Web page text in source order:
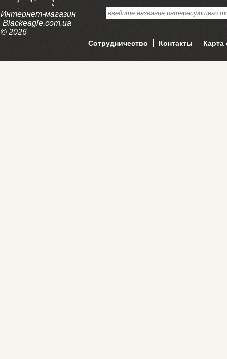
Интернет-магазин
Blackeagle.com.ua
© 2026
Сотрудничество Контакты Карта